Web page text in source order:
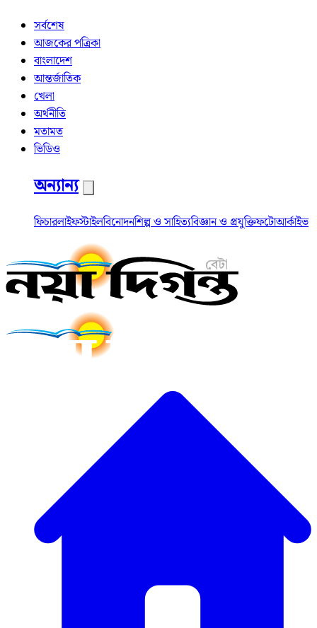
সর্বশেষ
আজকের পত্রিকা
বাংলাদেশ
আন্তর্জাতিক
খেলা
অর্থনীতি
মতামত
ভিডিও
অন্যান্য
ফিচারলাইফস্টাইলবিনোদনশিল্প ও সাহিত্যবিজ্ঞান ও প্রযুক্তিফটোআর্কাইভ